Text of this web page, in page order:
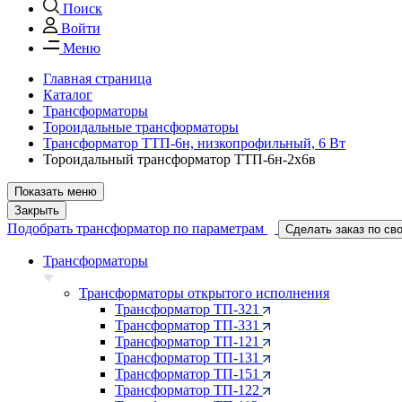
Поиск
Войти
Меню
Главная страница
Каталог
Трансформаторы
Тороидальные трансформаторы
Трансформатор ТТП-6н, низкопрофильный, 6 Вт
Тороидальный трансформатор ТТП-6н-2х6в
Показать меню
Закрыть
Подобрать трансформатор по параметрам Сделать заказ по
Трансформаторы
Трансформаторы открытого исполнения
Трансформатор ТП-321
Трансформатор ТП-331
Трансформатор ТП-121
Трансформатор ТП-131
Трансформатор ТП-151
Трансформатор ТП-122